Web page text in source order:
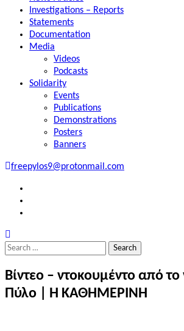
Investigations – Reports
Statements
Documentation
Media
Videos
Podcasts
Solidarity
Events
Publications
Demonstrations
Posters
Banners
freepylos9@protonmail.com
Search
Βίντεο – ντοκουμέντο από
Πύλο | Η ΚΑΘΗΜΕΡΙΝΗ